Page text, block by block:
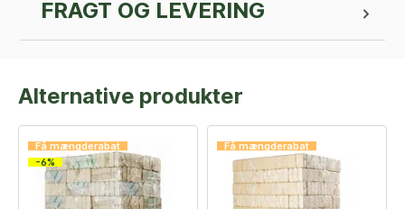
FRAGT OG LEVERING
Alternative produkter
Få mængderabat
-6%
Få mængderabat